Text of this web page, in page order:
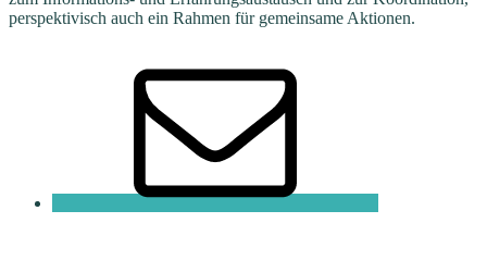
perspektivisch auch ein Rahmen für gemeinsame Aktionen.